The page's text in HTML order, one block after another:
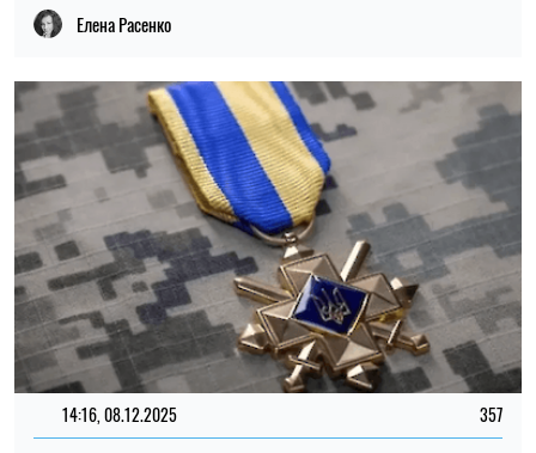
Елена Расенко
14:16, 08.12.2025 357